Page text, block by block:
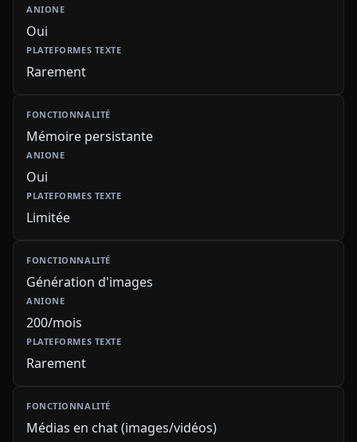
Oui
Rarement
Mémoire persistante
Oui
Limitée
Génération d'images
200/mois
Rarement
Médias en chat (images/vidéos)